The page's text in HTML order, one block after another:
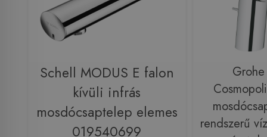
Schell MODUS E falon
kívüli infrás
mosdócsaptelep elemes
019540699
rendszerű